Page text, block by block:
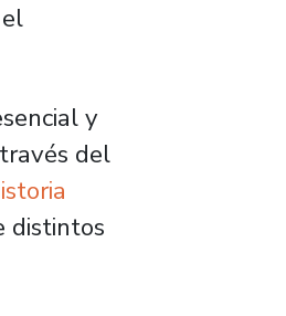
y
del
distintos